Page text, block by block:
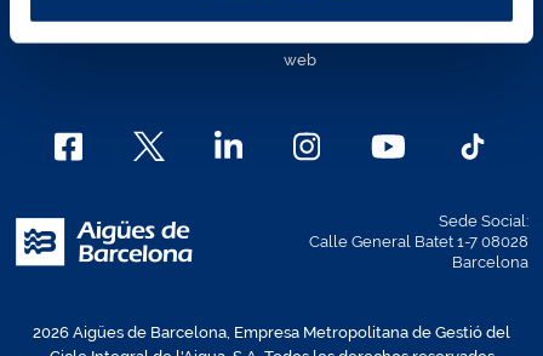
web
Sede Social:
Calle General Batet 1-7 08028
Barcelona
2026 Aigües de Barcelona, Empresa Metropolitana de Gestió del